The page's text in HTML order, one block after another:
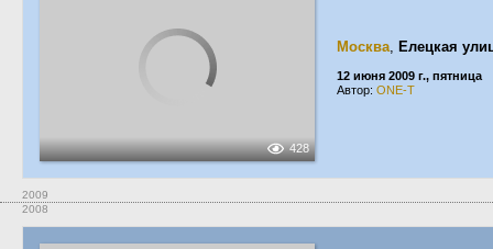
428
Москва, Елецкая
12 июня 2009 г., пятница
Автор: ONE-T
2009
2008